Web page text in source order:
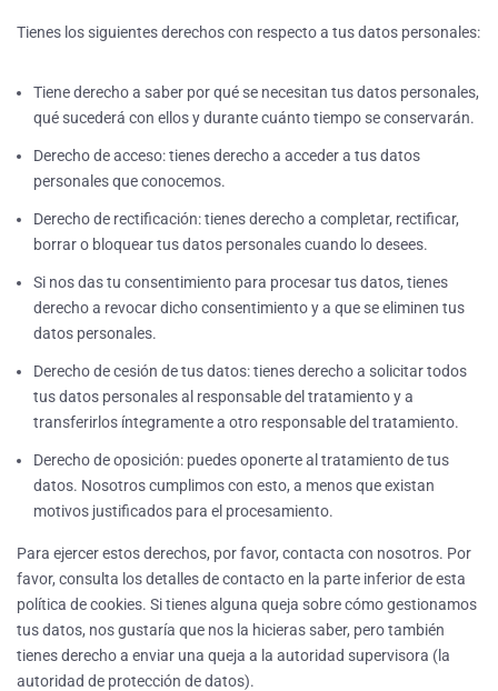
Tienes los siguientes derechos con respecto a tus datos personales:
Tiene derecho a saber por qué se necesitan tus datos personales,
qué sucederá con ellos y durante cuánto tiempo se conservarán.
Derecho de acceso: tienes derecho a acceder a tus datos
personales que conocemos.
Derecho de rectificación: tienes derecho a completar, rectificar,
borrar o bloquear tus datos personales cuando lo desees.
Si nos das tu consentimiento para procesar tus datos, tienes
derecho a revocar dicho consentimiento y a que se eliminen tus
datos personales.
Derecho de cesión de tus datos: tienes derecho a solicitar todos
tus datos personales al responsable del tratamiento y a
transferirlos íntegramente a otro responsable del tratamiento.
Derecho de oposición: puedes oponerte al tratamiento de tus
datos. Nosotros cumplimos con esto, a menos que existan
motivos justificados para el procesamiento.
Para ejercer estos derechos, por favor, contacta con nosotros. Por
favor, consulta los detalles de contacto en la parte inferior de esta
política de cookies. Si tienes alguna queja sobre cómo gestionamos
tus datos, nos gustaría que nos la hicieras saber, pero también
tienes derecho a enviar una queja a la autoridad supervisora (la
autoridad de protección de datos).